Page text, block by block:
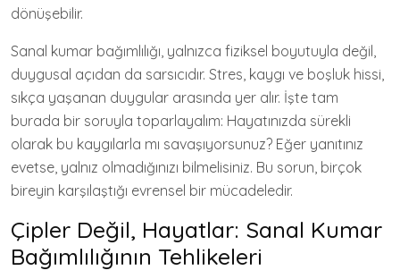
dönüşebilir.
Sanal kumar bağımlılığı, yalnızca fiziksel boyutuyla değil,
duygusal açıdan da sarsıcıdır. Stres, kaygı ve boşluk hissi,
sıkça yaşanan duygular arasında yer alır. İşte tam
burada bir soruyla toparlayalım: Hayatınızda sürekli
olarak bu kaygılarla mı savaşıyorsunuz? Eğer yanıtınız
evetse, yalnız olmadığınızı bilmelisiniz. Bu sorun, birçok
bireyin karşılaştığı evrensel bir mücadeledir.
Çipler Değil, Hayatlar: Sanal Kumar
Bağımlılığının Tehlikeleri